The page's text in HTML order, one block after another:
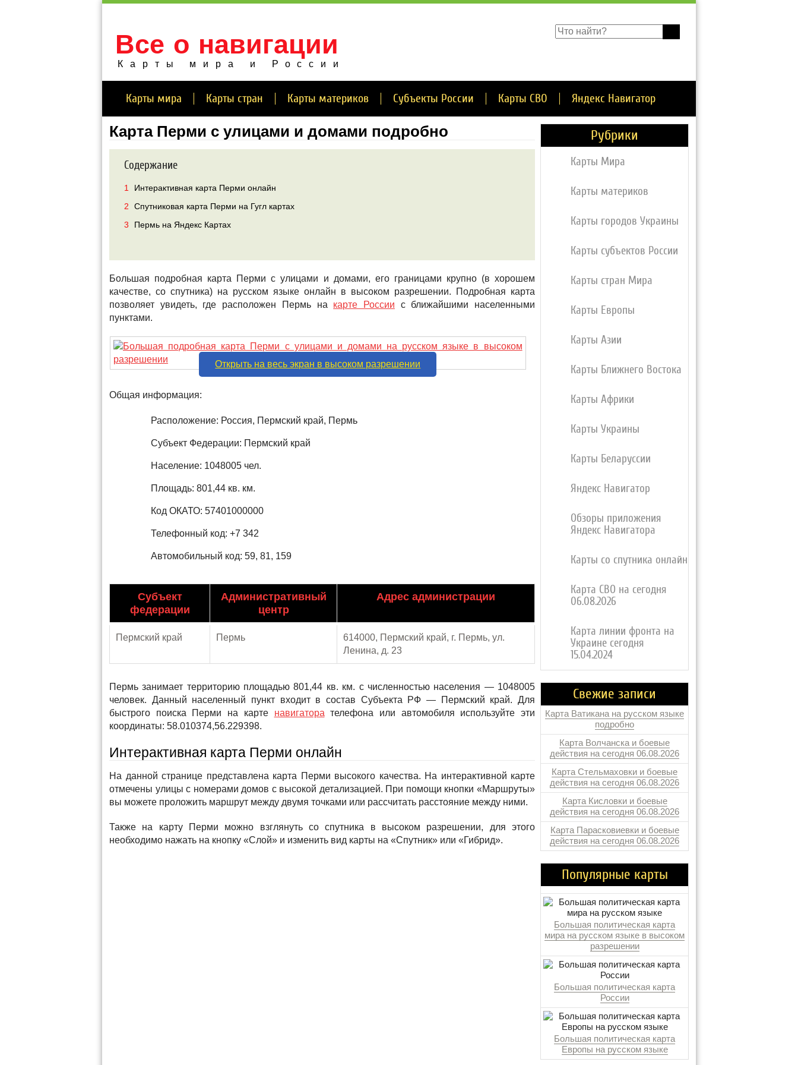
Все о навигации
Карты мира и России
Карты мира Карты стран Карты материков Субъекты России Карты СВО Яндекс Навигатор
Карта Перми с улицами и домами подробно
Содержание
1
Интерактивная карта Перми онлайн
2
Спутниковая карта Перми на Гугл картах
3
Пермь на Яндекс Картах
Большая подробная карта Перми с улицами и домами, его границами крупно (в хорошем
качестве, со спутника) на русском языке онлайн в высоком разрешении. Подробная карта
позволяет увидеть, где расположен Пермь на карте России с ближайшими населенными
пунктами.
Открыть на весь экран в высоком разрешении
Общая информация:
Расположение: Россия, Пермский край, Пермь
Субъект Федерации: Пермский край
Население: 1048005 чел.
Площадь: 801,44 кв. км.
Код ОКАТО: 57401000000
Телефонный код: +7 342
Автомобильный код: 59, 81, 159
Субъект
федерации
Административный
центр
Адрес администрации
Пермский край Пермь
614000, Пермский край, г. Пермь, ул.
Ленина, д. 23
Пермь занимает территорию площадью 801,44 кв. км. с численностью населения — 1048005
человек. Данный населенный пункт входит в состав Субъекта РФ — Пермский край. Для
быстрого поиска Перми на карте навигатора телефона или автомобиля используйте эти
координаты: 58.010374,56.229398.
Интерактивная карта Перми онлайн
На данной странице представлена карта Перми высокого качества. На интерактивной карте
отмечены улицы с номерами домов с высокой детализацией. При помощи кнопки «Маршруты»
вы можете проложить маршрут между двумя точками или рассчитать расстояние между ними.
Также на карту Перми можно взглянуть со спутника в высоком разрешении, для этого
необходимо нажать на кнопку «Слой» и изменить вид карты на «Спутник» или «Гибрид».
Рубрики
Карты Мира
Карты материков
Карты городов Украины
Карты субъектов России
Карты стран Мира
Карты Европы
Карты Азии
Карты Ближнего Востока
Карты Африки
Карты Украины
Карты Беларуссии
Яндекс Навигатор
Обзоры приложения
Яндекс Навигатора
Карты со спутника онлайн
Карта СВО на сегодня
06.08.2026
Карта линии фронта на
Украине сегодня
15.04.2024
Свежие записи
Карта Ватикана на русском языке
подробно
Карта Волчанска и боевые
действия на сегодня 06.08.2026
Карта Стельмаховки и боевые
действия на сегодня 06.08.2026
Карта Кисловки и боевые
действия на сегодня 06.08.2026
Карта Парасковиевки и боевые
действия на сегодня 06.08.2026
Популярные карты
Большая политическая карта
мира на русском языке в высоком
разрешении
Большая политическая карта
России
Большая политическая карта
Европы на русском языке